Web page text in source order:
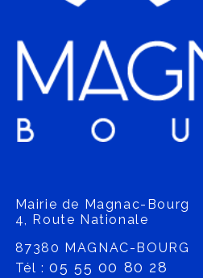
Mairie de Magnac-Bourg
4, Route Nationale
87380 MAGNAC-BOURG
Tél :05 55 00 80 28